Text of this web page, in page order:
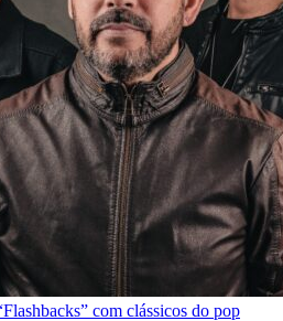
com clássicos do pop